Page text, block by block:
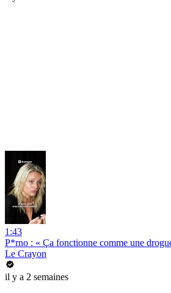
1:43
P*rno : « Ça fonctionne comme une
Le Crayon
il y a 2 semaines